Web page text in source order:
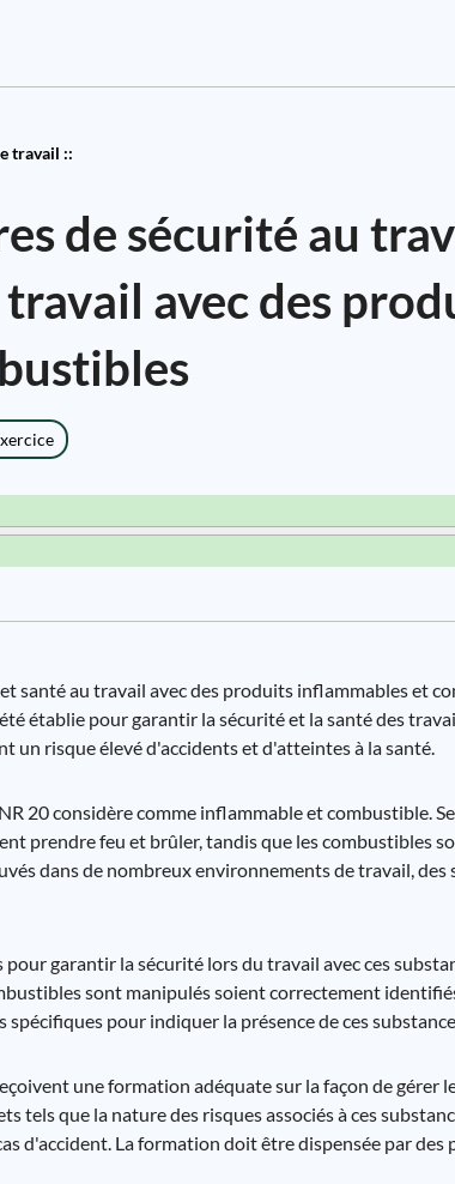
travail ::
de sécurité au
avec des
santé au travail avec des produits inflammables et
établie pour garantir la sécurité et la santé des
un risque élevé d'accidents et d'atteintes à la santé.
20 considère comme inflammable et combustible.
prendre feu et brûler, tandis que les combustibles
dans de nombreux environnements de travail,
garantir la sécurité lors du travail avec ces
sont manipulés soient correctement
pour indiquer la présence de ces
une formation adéquate sur la façon de gérer
que la nature des risques associés à ces
d'accident. La formation doit être dispensée par